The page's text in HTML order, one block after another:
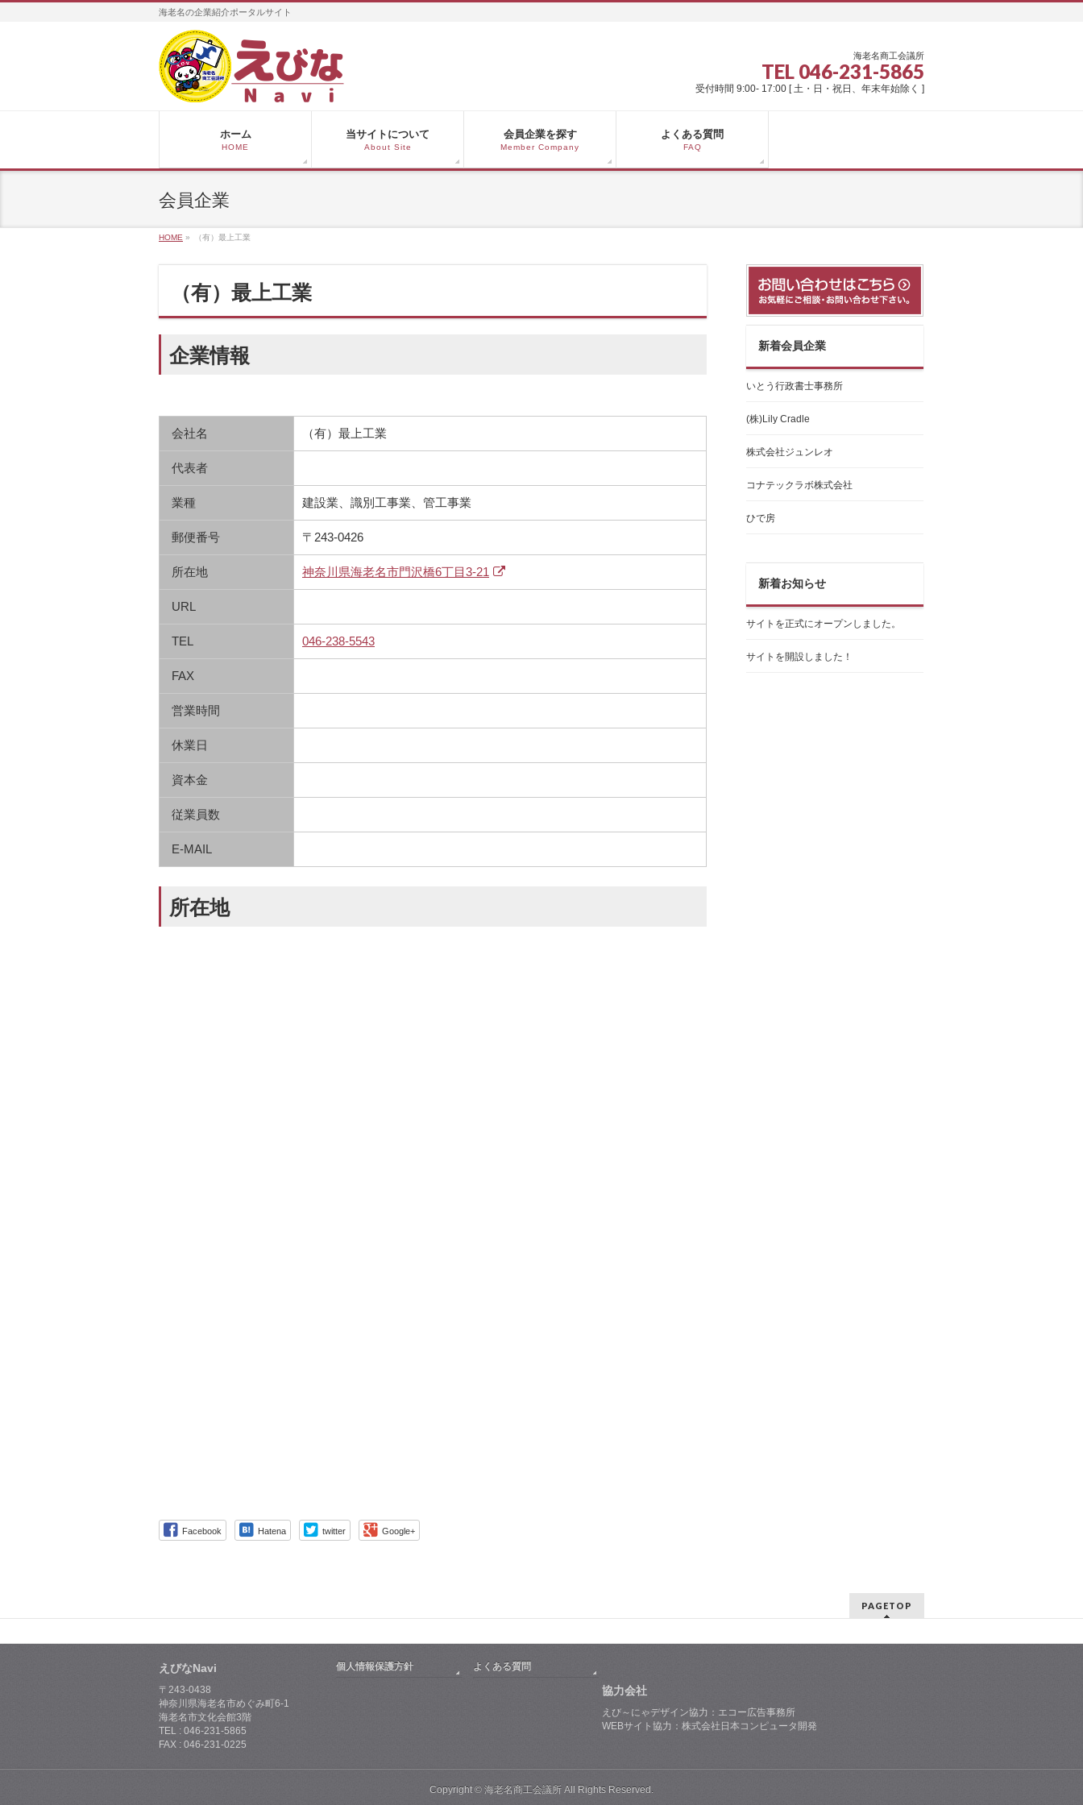
海老名の企業紹介ポータルサイト
海老名商工会議所
TEL 046-231-5865
受付時間 9:00- 17:00 [ 土・日・祝日、年末年始除く ]
ホーム
HOME
当サイトについて
About Site
会員企業を探す
Member Company
よくある質問
FAQ
会員企業
HOME » （有）最上工業
（有）最上工業
企業情報
会社名 （有）最上工業
代表者
業種 建設業、識別工事業、管工事業
郵便番号 〒243-0426
所在地 神奈川県海老名市門沢橋6丁目3-21
URL
TEL 046-238-5543
FAX
営業時間
休業日
資本金
従業員数
E-MAIL
所在地
Facebook Hatena twitter Google+
新着会員企業
いとう行政書士事務所
(株)Lily Cradle
株式会社ジュンレオ
コナテックラボ株式会社
ひで房
新着お知らせ
サイトを正式にオープンしました。
サイトを開設しました！
PAGETOP
えびなNavi
〒243-0438
神奈川県海老名市めぐみ町6-1
海老名市文化会館3階
TEL : 046-231-5865
FAX : 046-231-0225
個人情報保護方針 よくある質問
協力会社
えび～にゃデザイン協力：エコー広告事務所
WEBサイト協力：株式会社日本コンピュータ開発
Copyright © 海老名商工会議所 All Rights Reserved.